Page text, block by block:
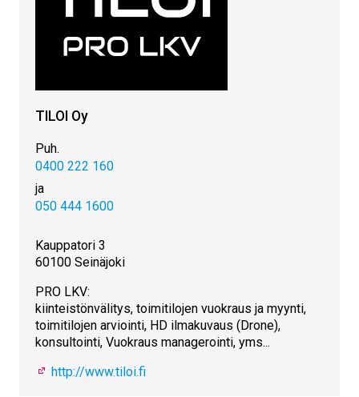
TILOI Oy
Puh.
0400 222 160
ja
050 444 1600
Kauppatori 3
60100 Seinäjoki
PRO LKV:
kiinteistönvälitys, toimitilojen vuokraus ja myynti,
toimitilojen arviointi, HD ilmakuvaus (Drone),
konsultointi, Vuokraus managerointi, yms...
http://www.tiloi.fi